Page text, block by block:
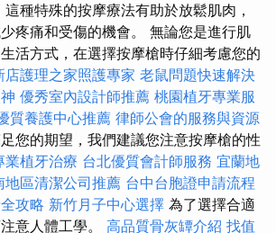
種特殊的按摩療法有助於放鬆肌肉，
疼痛和受傷的機會。 無論您是進行肌
活方式，在選擇按摩槍時仔細考慮您的
店護理之家照護專家 老鼠問題快速解決
優秀室內設計師推薦 桃園植牙專業服
質養護中心推薦 律師公會的服務與資源
您的期望，我們建議您注意按摩槍的性
業植牙治療 台北優質會計師服務 宜蘭地
地區清潔公司推薦 台中台胞證申請流程
攻略 新竹月子中心選擇 為了選擇合適
意人體工學。 高品質骨灰罈介紹 找值